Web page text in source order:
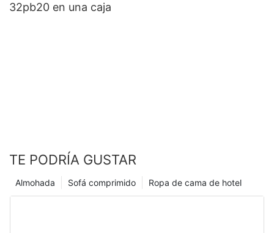
32pb20 en una caja
TE PODRÍA GUSTAR
Ropa de cama de hotel
Sofá comprimido
Almohada